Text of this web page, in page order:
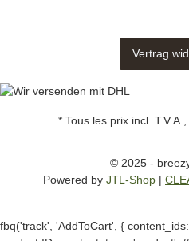
Vertrag
* Tous les prix incl.
© 2025 -
Powered by JTL-Shop |
fbq('track', 'AddToCart', {